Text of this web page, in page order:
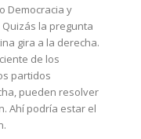
Democracia y
la pregunta
gira a la derecha.
de los
partidos
pueden resolver
Ahí podría estar el